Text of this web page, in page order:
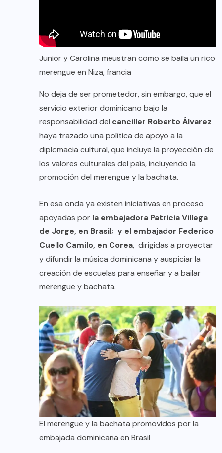
Junior y Carolina meustran como se baila un rico
merengue en Niza, francia
No deja de ser prometedor, sin embargo, que el
servicio exterior dominicano bajo la
responsabilidad del canciller Roberto Álvarez
haya trazado una política de apoyo a la
diplomacia cultural, que incluye la proyección de
los valores culturales del país, incluyendo la
promoción del merengue y la bachata.
En esa onda ya existen iniciativas en proceso
apoyadas por la embajadora Patricia Villega
de Jorge, en Brasil; y el embajador Federico
Cuello Camilo, en Corea, dirigidas a proyectar
y difundir la música dominicana y auspiciar la
creación de escuelas para enseñar y a bailar
merengue y bachata.
El merengue y la bachata promovidos por la
embajada dominicana en Brasil